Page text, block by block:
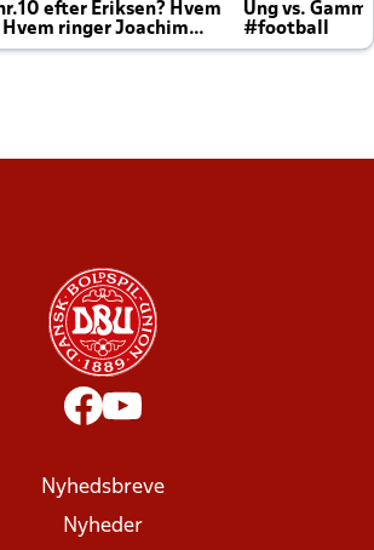
efter Eriksen? Hvem
ringer Joachim
Ung vs.
#football
Nyhedsbreve
Nyheder